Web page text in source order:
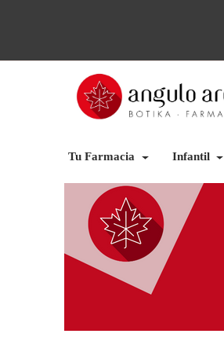
Tu Farmacia Infantil